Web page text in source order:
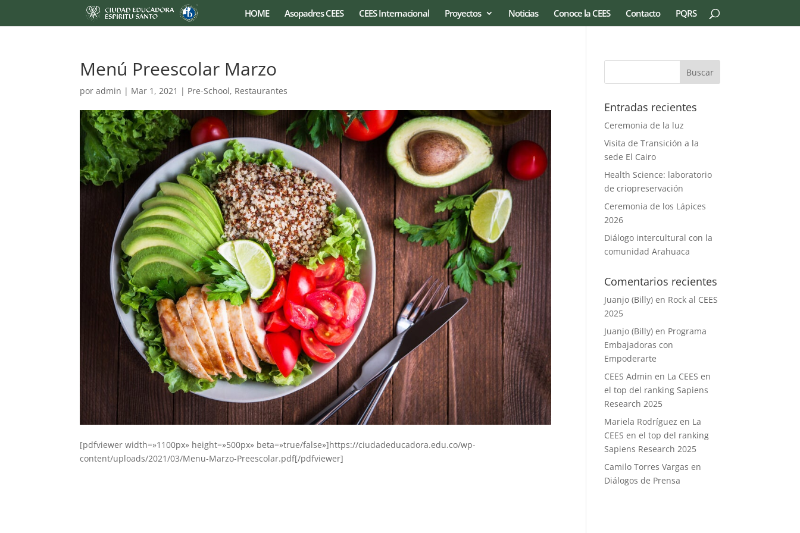
HOME Asopadres CEES CEES Internacional Proyectos Noticias Conoce la CEES Contacto PQRS
Menú Preescolar Marzo
poradmin | Mar 1, 2021 | Pre-School, Restaurantes
[pdfviewer width=»1100px» height=»500px» beta=»true/false»]https://ciudadeducadora.edu.co/wp-
content/uploads/2021/03/Menu-Marzo-Preescolar.pdf[/pdfviewer]
Entradas recientes
Ceremonia de la luz
Visita de Transición a la
sede El Cairo
Health Science: laboratorio
de criopreservación
Ceremonia de los Lápices
2026
Diálogo intercultural con la
comunidad Arahuaca
Comentarios recientes
Juanjo (Billy) en Rock al CEES
2025
Juanjo (Billy) en Programa
Embajadoras con
Empoderarte
CEES Admin en La CEES en
el top del ranking Sapiens
Research 2025
Mariela Rodríguez en La
CEES en el top del ranking
Sapiens Research 2025
Camilo Torres Vargas en
Diálogos de Prensa